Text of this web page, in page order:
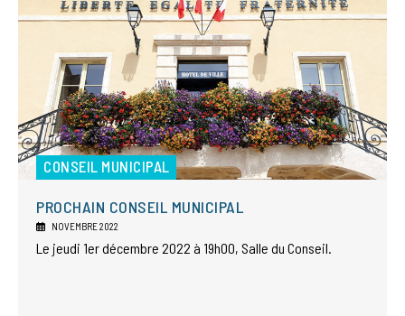
CONSEIL MUNICIPAL
PROCHAIN CONSEIL MUNICIPAL
NOVEMBRE 2022
Le jeudi 1er décembre 2022 à 19h00, Salle du Conseil.